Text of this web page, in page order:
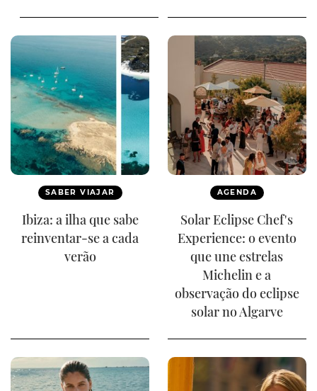
SABER VIAJAR
Ibiza: a ilha que sabe
reinventar-se a cada
verão
AGENDA
Solar Eclipse Chef's
Experience: o evento
que une estrelas
Michelin e a
observação do eclipse
solar no Algarve